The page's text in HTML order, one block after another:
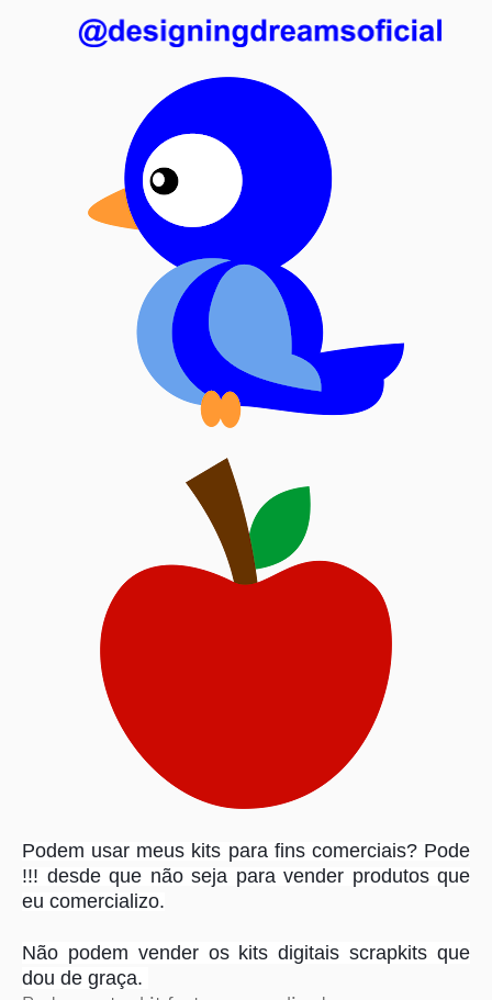
Podem usar meus kits para fins comerciais? Pode
!!! desde que não seja para vender produtos que
eu comercializo.
Não podem vender os kits digitais scrapkits que
dou de graça.